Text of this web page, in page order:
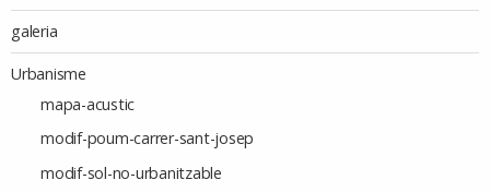
galeria
Urbanisme
mapa-acustic
modif-poum-carrer-sant-josep
modif-sol-no-urbanitzable